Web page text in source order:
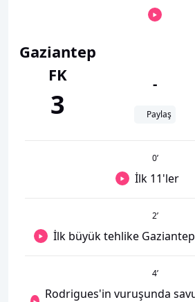
Gaziantep
FK
3
-
Paylaş
0’
İlk 11'ler
2’
İlk büyük tehlike
4’
Rodrigues'in vuruşunda